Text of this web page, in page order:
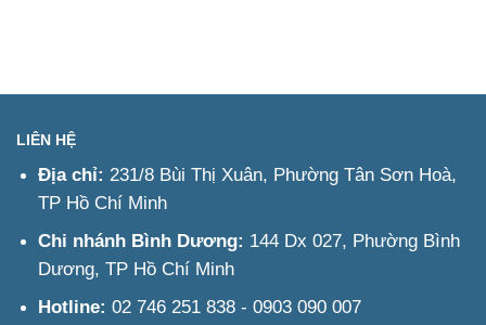
tại
công
An
năm
LIÊN HỆ
Địa chỉ: 231/8 Bùi Thị Xuân, Phường Tân Sơn Hoà,
TP Hồ Chí Minh
Chi nhánh Bình Dương: 144 Dx 027, Phường Bình
Dương, TP Hồ Chí Minh
Hotline: 02 746 251 838 - 0903 090 007